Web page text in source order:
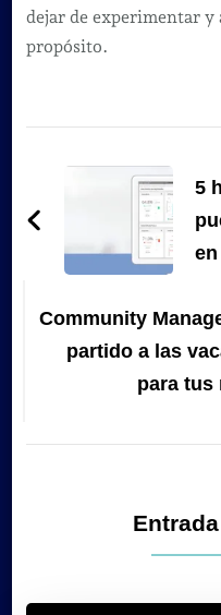
dejar de experimentar y
propósito.
entradas
5
Community
partido a las
para tus